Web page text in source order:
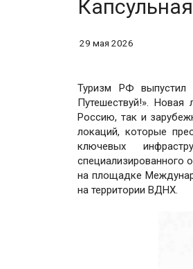
29 мая 2026
Туризм РФ выпустил
Путешествуй!».
Россию, так и
локаций, которые
ключевых
специализированного
на площадке
на территории ВДНХ.